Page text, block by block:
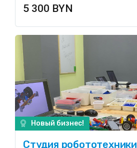
5 300 BYN
Новый бизнес!
Студия робототехники